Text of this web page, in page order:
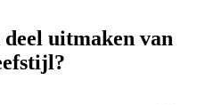
deel uitmaken van